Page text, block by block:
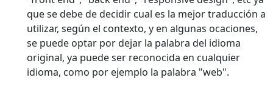
que se debe de decidir cual es la mejor traducción a
utilizar, según el contexto, y en algunas ocaciones,
se puede optar por dejar la palabra del idioma
original, ya puede ser reconocida en cualquier
idioma, como por ejemplo la palabra "web".